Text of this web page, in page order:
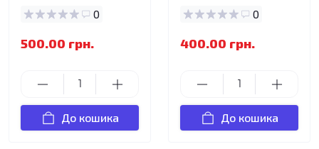
0
500.00 грн.
До кошика
0
400.00 грн.
До кошика